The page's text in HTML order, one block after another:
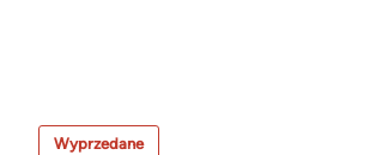
Wyprzedane